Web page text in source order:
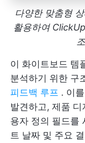
다양한 맞춤형
활용하여
이 화이트보드 템
분석하기 위한 구
피드백 루프 . 이
발견하고, 제품
용자 정의 필드를
트 날짜 및 주요